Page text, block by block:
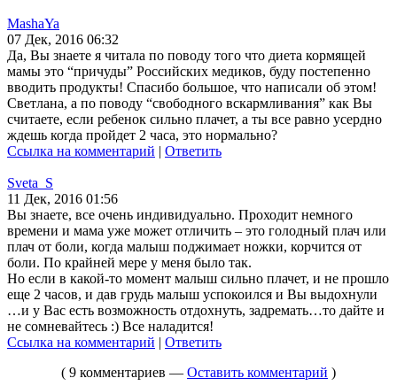
MashaYa
07 Дек, 2016 06:32
Да, Вы знаете я читала по поводу того что диета кормящей
мамы это “причуды” Российских медиков, буду постепенно
вводить продукты! Спасибо большое, что написали об этом!
Светлана, а по поводу “свободного вскармливания” как Вы
считаете, если ребенок сильно плачет, а ты все равно усердно
ждешь когда пройдет 2 часа, это нормально?
Ссылка на комментарий | Ответить
Sveta_S
11 Дек, 2016 01:56
Вы знаете, все очень индивидуально. Проходит немного
времени и мама уже может отличить – это голодный плач или
плач от боли, когда малыш поджимает ножки, корчится от
боли. По крайней мере у меня было так.
Но если в какой-то момент малыш сильно плачет, и не прошло
еще 2 часов, и дав грудь малыш успокоился и Вы выдохнули
…и у Вас есть возможность отдохнуть, задремать…то дайте и
не сомневайтесь :) Все наладится!
Ссылка на комментарий | Ответить
( 9 комментариев — Оставить комментарий )